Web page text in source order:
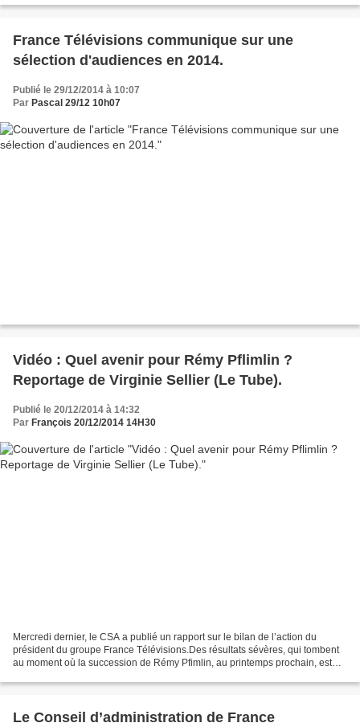
France Télévisions communique sur une
sélection d'audiences en 2014.
Publié le 29/12/2014 à 10:07
Par Pascal 29/12 10h07
Vidéo : Quel avenir pour Rémy Pflimlin ?
Reportage de Virginie Sellier (Le Tube).
Publié le 20/12/2014 à 14:32
Par François 20/12/2014 14H30
Mercredi dernier, le CSA a publié un rapport sur le bilan de l’action du
président du groupe France Télévisions.Des résultats sévères, qui tombent
au moment où la succession de Rémy Pfimlin, au printemps prochain, est
Le Conseil d’administration de France